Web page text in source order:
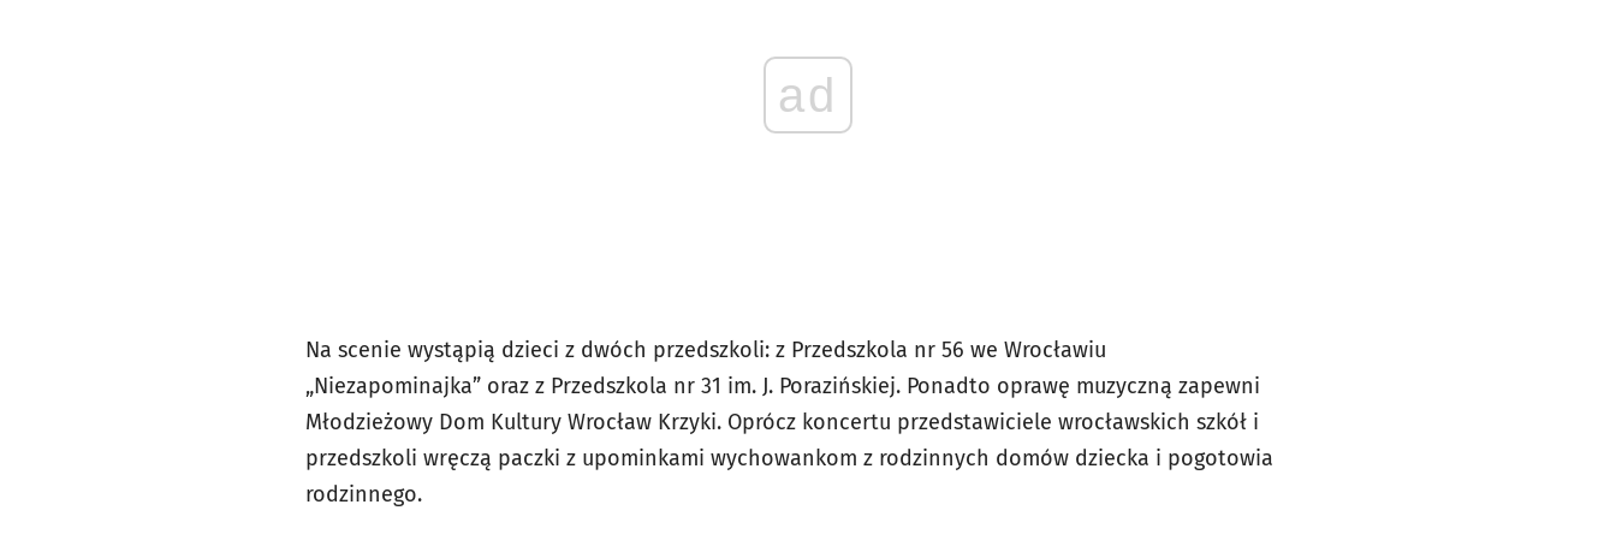
ad
Na scenie wystąpią dzieci z dwóch przedszkoli: z Przedszkola nr 56 we Wrocławiu
„Niezapominajka” oraz z Przedszkola nr 31 im. J. Porazińskiej. Ponadto oprawę muzyczną zapewni
Młodzieżowy Dom Kultury Wrocław Krzyki. Oprócz koncertu przedstawiciele wrocławskich szkół i
przedszkoli wręczą paczki z upominkami wychowankom z rodzinnych domów dziecka i pogotowia
rodzinnego.